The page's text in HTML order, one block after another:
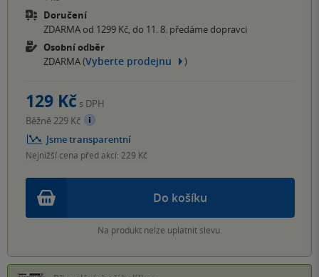
Doručení
ZDARMA od 1299 Kč, do 11. 8. předáme dopravci
Osobní odběr
ZDARMA (Vyberte prodejnu )
Do košíku
Na produkt nelze uplatnit slevu.
129 Kč s DPH
Běžně 229 Kč
Jsme transparentní
Nejnižší cena před akcí: 229 Kč